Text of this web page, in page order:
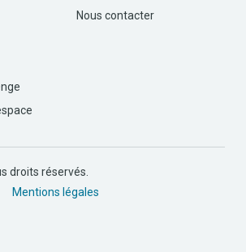
Nous contacter
droits réservés.
Mentions légales